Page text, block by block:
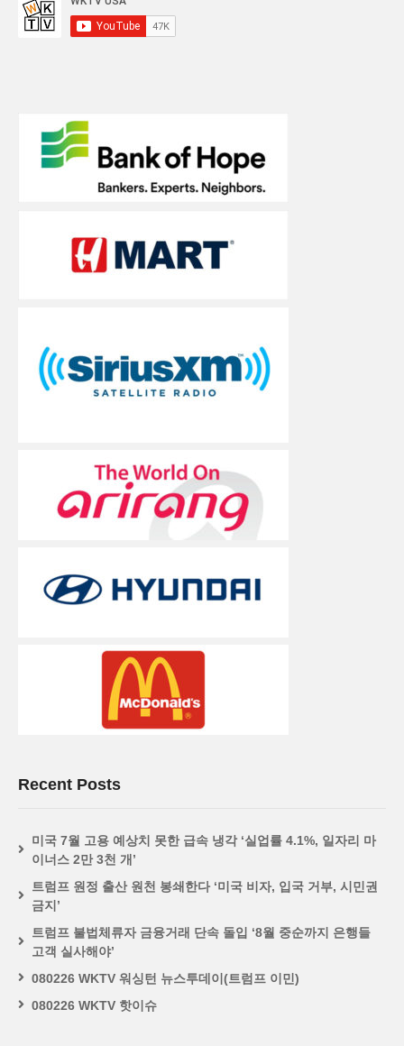
Recent Posts
미국 7월 고용 예상치 못한 급속 냉각 ‘실업률 4.1%, 일자리 마
이너스 2만 3천 개’
트럼프 원정 출산 원천 봉쇄한다 ‘미국 비자, 입국 거부, 시민권
금지’
트럼프 불법체류자 금융거래 단속 돌입 ‘8월 중순까지 은행들
고객 실사해야’
080226 WKTV 워싱턴 뉴스투데이(트럼프 이민)
080226 WKTV 핫이슈